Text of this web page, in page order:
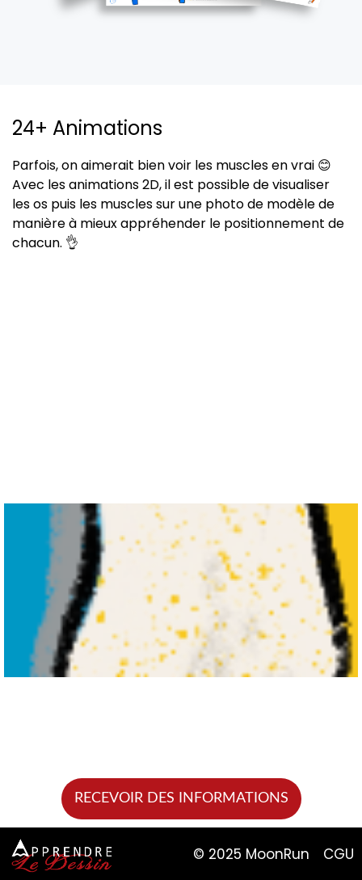
24+ Animations
Parfois, on aimerait bien voir les muscles en vrai 😊
Avec les animations 2D, il est possible de visualiser
les os puis les muscles sur une photo de modèle de
manière à mieux appréhender le positionnement de
chacun. 👌
RECEVOIR DES INFORMATIONS
© 2025 MoonRun CGU